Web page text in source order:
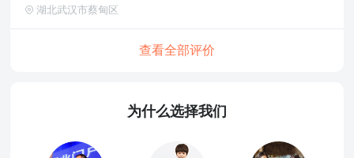
湖北武汉市蔡甸区
查看全部评价
为什么选择我们